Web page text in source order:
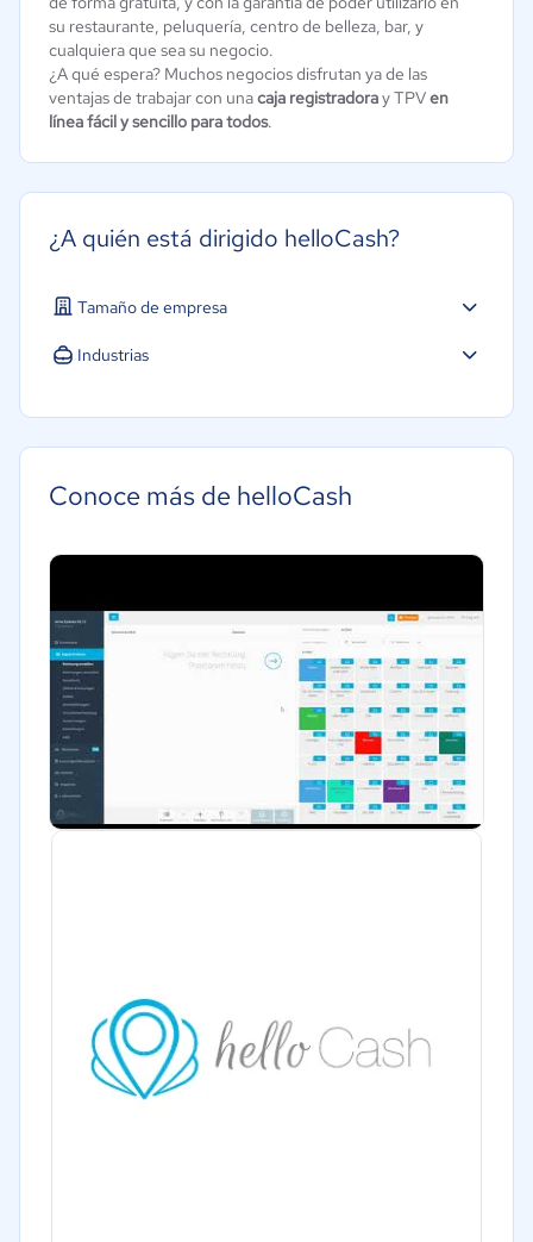
su restaurante, peluquería, centro de belleza, bar, y
cualquiera que sea su negocio.
¿A qué espera? Muchos negocios disfrutan ya de las
ventajas de trabajar con unacaja registradoray TPVen
línea fácil y sencillo para todos.
¿A quién está dirigido helloCash?
Tamaño de empresa
Industrias
Conoce más de helloCash